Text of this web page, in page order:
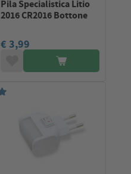
Pila Specialistica Litio
2016 CR2016 Bottone
€ 3,99